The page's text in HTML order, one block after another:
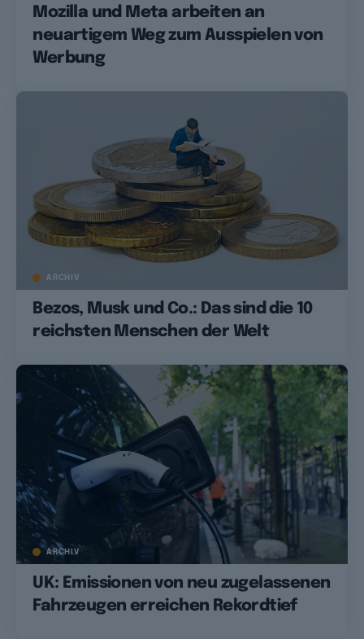
Mozilla und Meta arbeiten an
neuartigem Weg zum Ausspielen von
Werbung
ARCHIV
Bezos, Musk und Co.: Das sind die 10
reichsten Menschen der Welt
ARCHIV
UK: Emissionen von neu zugelassenen
Fahrzeugen erreichen Rekordtief